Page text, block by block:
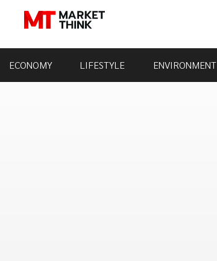
ECONOMY LIFESTYLE ENVIRONMENT